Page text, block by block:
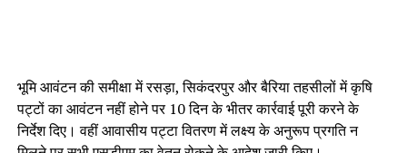
भूमि आवंटन की समीक्षा में रसड़ा, सिकंदरपुर और बैरिया तहसीलों में कृषि
पट्टों का आवंटन नहीं होने पर 10 दिन के भीतर कार्रवाई पूरी करने के
निर्देश दिए। वहीं आवासीय पट्टा वितरण में लक्ष्य के अनुरूप प्रगति न